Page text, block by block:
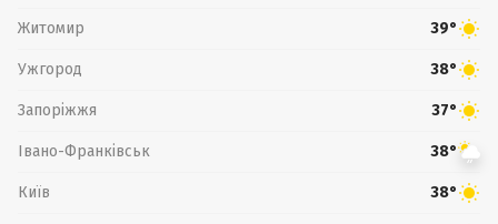
Житомир 39°
Ужгород 38°
Запоріжжя 37°
Івано-Франківськ 38°
Київ 38°